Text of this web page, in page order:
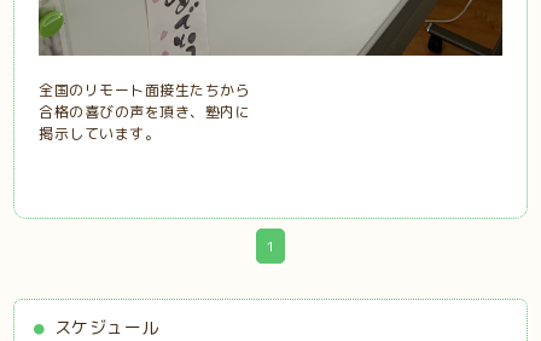
全国のリモート面接生たちから
合格の喜びの声を頂き、塾内に
掲示しています。
1
スケジュール